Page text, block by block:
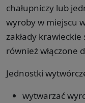
chałupniczy lub
wyroby w miejscu
zakłady
również włączone
Jednostki
wytwarzać